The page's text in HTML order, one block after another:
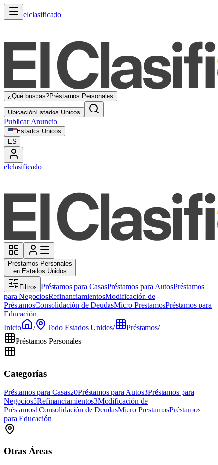
elclasificado
¿Qué buscas?Préstamos Personales
UbicaciónEstados Unidos
Publicar Anuncio
Estados Unidos
ES
elclasificado
Préstamos Personales
en Estados Unidos
Filtros Préstamos para CasasPréstamos para AutosPréstamos
para NegociosRefinanciamientosModificación de
PréstamosConsolidación de DeudasMicro PrestamosPréstamos para
Educación
Inicio
/ Todo Estados Unidos/ Préstamos/
Préstamos Personales
Categorías
Préstamos para Casas20Préstamos para Autos3Préstamos para
Negocios3Refinanciamientos3Modificación de
Préstamos1Consolidación de DeudasMicro PrestamosPréstamos
para Educación
Otras Áreas